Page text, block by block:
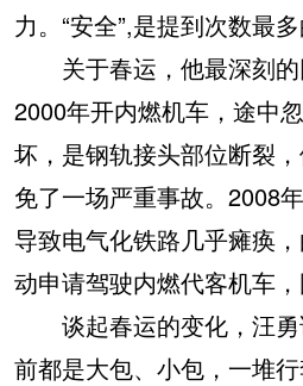
力。“安全”,是提到次数最多
关于春运，他最深刻的
2000年开内燃机车，途中
坏，是钢轨接头部位断裂
免了一场严重事故。2008
导致电气化铁路几乎瘫痪
动申请驾驶内燃代客机车，
谈起春运的变化，汪勇
前都是大包、小包，一堆